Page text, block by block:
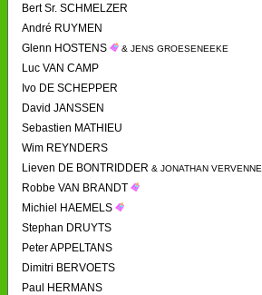
Bert Sr. SCHMELZER
André RUYMEN
Glenn HOSTENS & JENS GROESENEEKE
Luc VAN CAMP
Ivo DE SCHEPPER
David JANSSEN
Sebastien MATHIEU
Wim REYNDERS
Lieven DE BONTRIDDER & JONATHAN VERVENNE
Robbe VAN BRANDT
Michiel HAEMELS
Stephan DRUYTS
Peter APPELTANS
Dimitri BERVOETS
Paul HERMANS